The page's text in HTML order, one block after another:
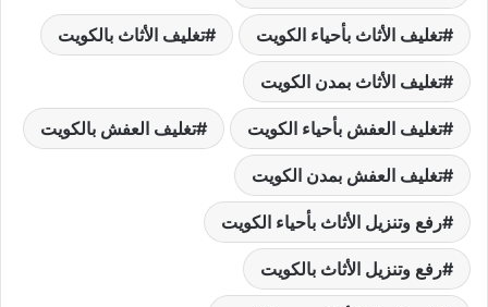
تغليف الأثاث بأحياء الكويت تغليف الأثاث بالكويت
تغليف الأثاث بمدن الكويت
تغليف العفش بأحياء الكويت تغليف العفش بالكويت
تغليف العفش بمدن الكويت
رفع وتنزيل الأثاث بأحياء الكويت
رفع وتنزيل الأثاث بالكويت